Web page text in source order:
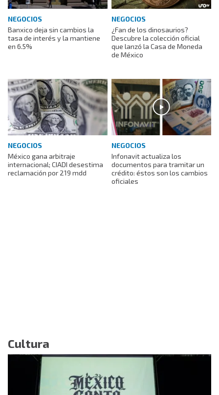
NEGOCIOS
Banxico deja sin cambios la
tasa de interés y la mantiene
en 6.5%
NEGOCIOS
¿Fan de los dinosaurios?
Descubre la colección oficial
que lanzó la Casa de Moneda
de México
NEGOCIOS
México gana arbitraje
internacional; CIADI desestima
reclamación por 219 mdd
NEGOCIOS
Infonavit actualiza los
documentos para tramitar un
crédito: éstos son los cambios
oficiales
Cultura